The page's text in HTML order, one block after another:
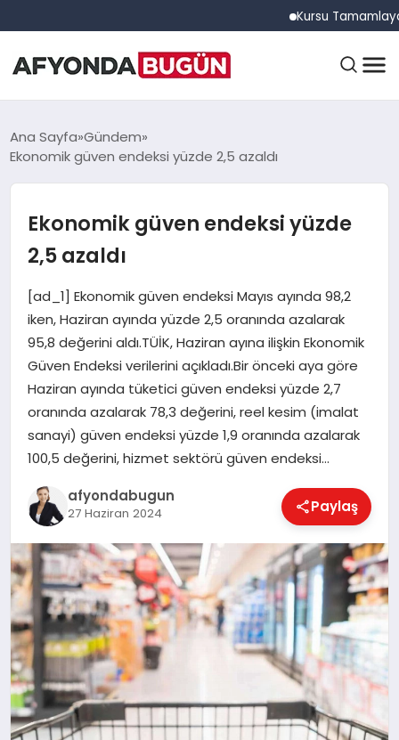
Kursu Tamamlayan
ANASAYFA
EĞITIM
DÜNYA
EKONOMI
MAGAZIN
SAĞLIK
SIYASET
SPOR
YAŞAM
Ana Sayfa Gündem
Ekonomik güven endeksi yüzde 2,5 azaldı
Ekonomik güven endeksi yüzde
2,5 azaldı
[ad_1] Ekonomik güven endeksi Mayıs ayında 98,2
iken, Haziran ayında yüzde 2,5 oranında azalarak
95,8 değerini aldı.TÜİK, Haziran ayına ilişkin Ekonomik
Güven Endeksi verilerini açıkladı.Bir önceki aya göre
Haziran ayında tüketici güven endeksi yüzde 2,7
oranında azalarak 78,3 değerini, reel kesim (imalat
sanayi) güven endeksi yüzde 1,9 oranında azalarak
100,5 değerini, hizmet sektörü güven endeksi…
afyondabugun
27 Haziran 2024 Paylaş